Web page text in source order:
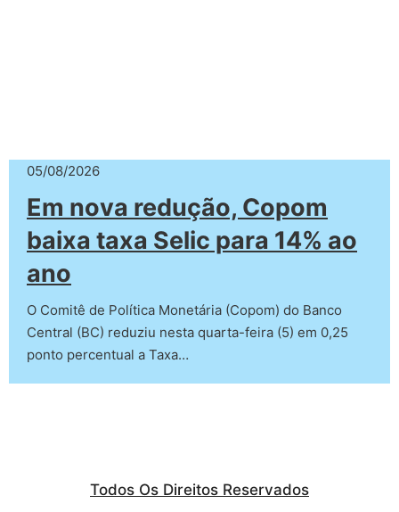
05/08/2026
Em nova redução, Copom
baixa taxa Selic para 14% ao
ano
O Comitê de Política Monetária (Copom) do Banco
Central (BC) reduziu nesta quarta-feira (5) em 0,25
ponto percentual a Taxa…
Todos Os Direitos Reservados